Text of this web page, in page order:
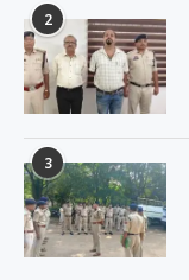
2
3